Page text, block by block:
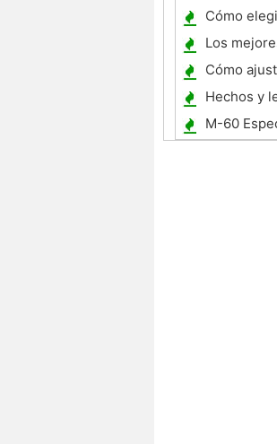
Cómo
coche de
Los
por galón
Cómo
Hechos y
M-60